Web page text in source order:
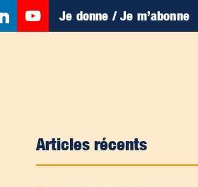
Je donne / Je m’abonne
Articles récents